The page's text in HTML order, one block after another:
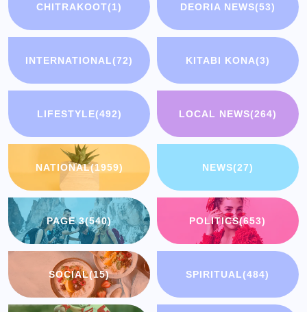
CHITRAKOOT(1) DEORIA NEWS(53)
INTERNATIONAL(72) KITABI KONA(3)
LIFESTYLE(492) LOCAL NEWS(264)
NATIONAL(1959) NEWS(27)
PAGE 3(540) POLITICS(653)
SOCIAL(15) SPIRITUAL(484)